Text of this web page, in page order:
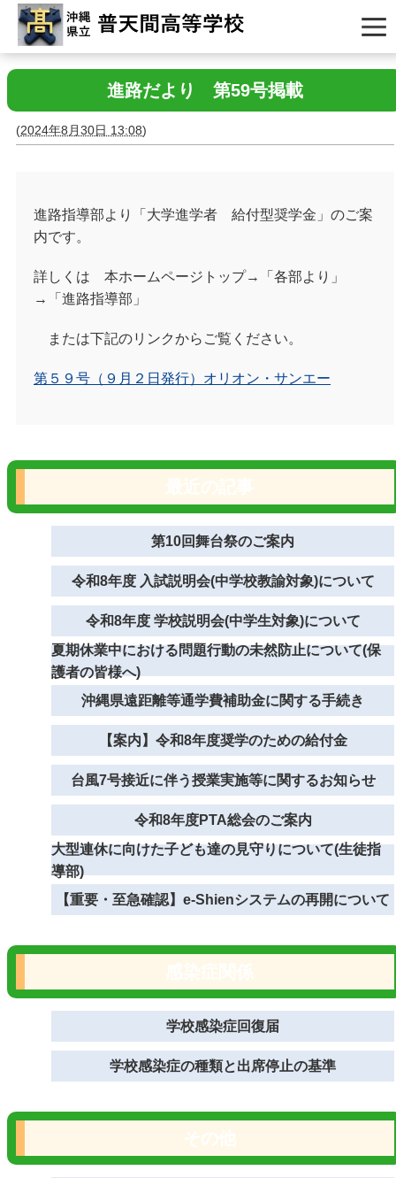
進路だより 第59号掲載
(2024年8月30日 13:08)
進路指導部より「大学進学者 給付型奨学金 」のご案
内です。
詳しくは 本ホームページトップ→「各部より」
→「進路指導部」
または下記のリンクからご覧ください。
第５９号（９月２日発行）オリオン・サンエー
第10回舞台祭のご案内
令和8年度 入試説明会(中学校教諭対象)について
令和8年度 学校説明会(中学生対象)について
夏期休業中における問題行動の未然防止について(保
護者の皆様へ)
沖縄県遠距離等通学費補助金に関する手続き
【案内】令和8年度奨学のための給付金
台風7号接近に伴う授業実施等に関するお知らせ
令和8年度PTA総会のご案内
大型連休に向けた子ども達の見守りについて(生徒指
導部)
【重要・至急確認】e-Shienシステムの再開について
学校感染症回復届
学校感染症の種類と出席停止の基準